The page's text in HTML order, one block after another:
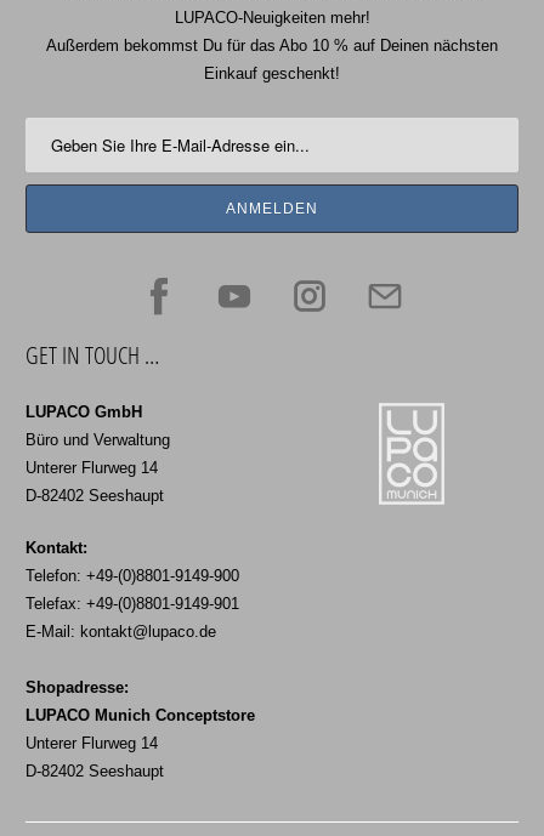
LUPACO-Neuigkeiten mehr!
Außerdem bekommst Du für das Abo 10 % auf Deinen nächsten
Einkauf geschenkt!
GET IN TOUCH …
LUPACO GmbH
Büro und Verwaltung
Unterer Flurweg 14
D-82402 Seeshaupt
Kontakt:
Telefon: +49-(0)8801-9149-900
Telefax: +49-(0)8801-9149-901
E-Mail: kontakt@lupaco.de
Shopadresse:
LUPACO Munich Conceptstore
Unterer Flurweg 14
D-82402 Seeshaupt